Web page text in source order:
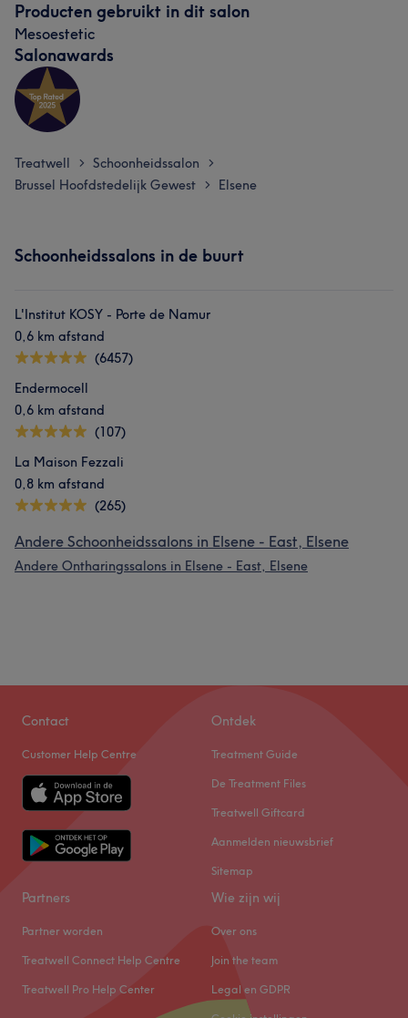
Producten gebruikt in dit salon
Mesoestetic
Salonawards
Treatwell > Schoonheidssalon >
Brussel Hoofdstedelijk Gewest > Elsene
Schoonheidssalons in de buurt
L'Institut KOSY - Porte de Namur
0,6 km afstand
(6457)
Endermocell
0,6 km afstand
(107)
La Maison Fezzali
0,8 km afstand
(265)
Andere Schoonheidssalons in Elsene - East, Elsene
Andere Ontharingssalons in Elsene - East, Elsene
Contact
Customer Help Centre
Ontdek
Treatment Guide
De Treatment Files
Treatwell Giftcard
Aanmelden nieuwsbrief
Sitemap
Partners
Partner worden
Treatwell Connect Help Centre
Treatwell Pro Help Center
Wie zijn wij
Over ons
Join the team
Legal en GDPR